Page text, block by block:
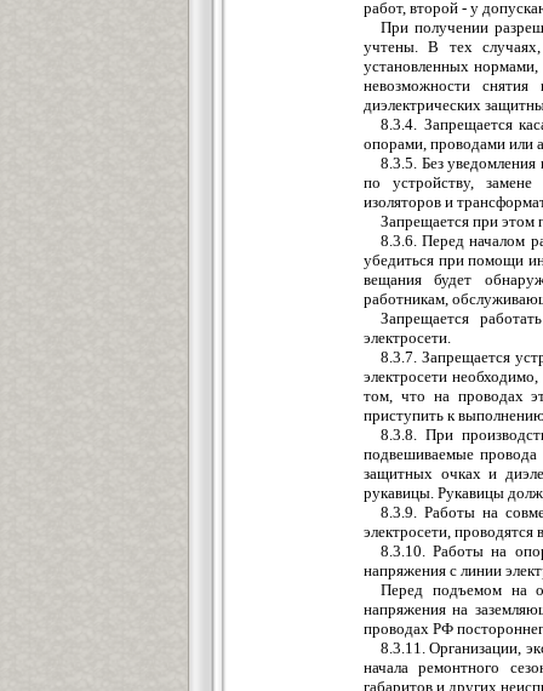
работ, второй - у
При получении
учтены. В тех
установленных нормами,
невозможности
диэлектрических
8.3.4. Запрещается
опорами, проводами или
8.3.5. Без
по устройству, замене
изоляторов и
Запрещается при этом
8.3.6. Перед началом
убедиться при помощи
вещания будет
работникам,
Запрещается
электросети.
8.3.7. Запрещается
электросети
том, что на проводах
приступить к
8.3.8. При
подвешиваемые провода
защитных очках и
рукавицы. Рукавицы
8.3.9. Работы на
электросети, проводятся
8.3.10. Работы на
напряжения с линии
Перед подъемом на
напряжения на
проводах РФ
8.3.11. Организации,
начала ремонтного
габаритов и других